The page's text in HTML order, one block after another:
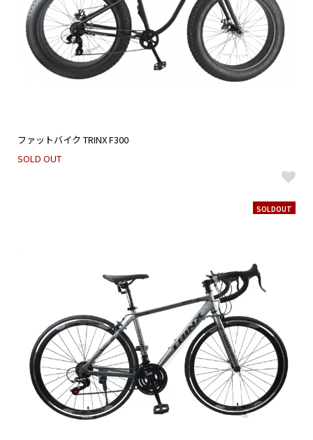
ファットバイク TRINX F300
SOLD OUT
SOLDOUT